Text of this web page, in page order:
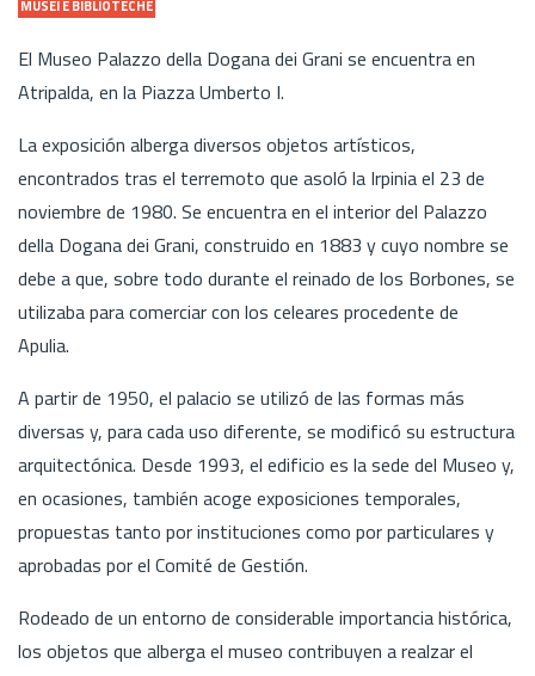
MUSEI E BIBLIOTECHE
El Museo Palazzo della Dogana dei Grani se encuentra en
Atripalda, en la Piazza Umberto I.
La exposición alberga diversos objetos artísticos,
encontrados tras el terremoto que asoló la Irpinia el 23 de
noviembre de 1980. Se encuentra en el interior del Palazzo
della Dogana dei Grani, construido en 1883 y cuyo nombre se
debe a que, sobre todo durante el reinado de los Borbones, se
utilizaba para comerciar con los celeares procedente de
Apulia.
A partir de 1950, el palacio se utilizó de las formas más
diversas y, para cada uso diferente, se modificó su estructura
arquitectónica. Desde 1993, el edificio es la sede del Museo y,
en ocasiones, también acoge exposiciones temporales,
propuestas tanto por instituciones como por particulares y
aprobadas por el Comité de Gestión.
Rodeado de un entorno de considerable importancia histórica,
los objetos que alberga el museo contribuyen a realzar el